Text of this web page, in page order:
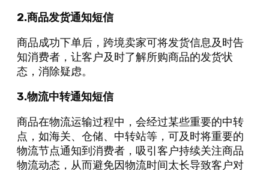
2.商品发货通知短信
商品成功下单后，跨境卖家可将发货信息及时告
知消费者，让客户及时了解所购商品的发货状
态，消除疑虑。
3.物流中转通知短信
商品在物流运输过程中，会经过某些重要的中转
点，如海关、仓储、中转站等，可及时将重要的
物流节点通知到消费者，吸引客户持续关注商品
物流动态，从而避免因物流时间太长导致客户对